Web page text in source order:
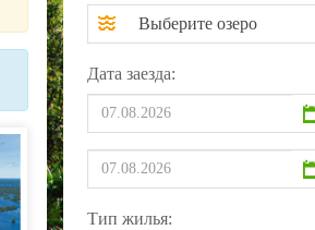
Выберите озеро
Дата заезда:
Тип жилья: